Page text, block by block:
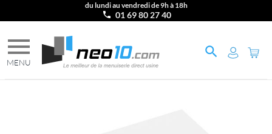
du lundi au vendredi de 9h à 18h
01 69 80 27 40